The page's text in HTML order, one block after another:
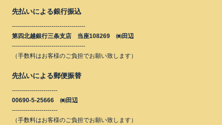
先払いによる銀行振込
-------------------------------------
第四北越銀行三条支店 当座108269 ㈱田辺
-------------------------------------
（手数料はお客様のご負担でお願い致します）
先払いによる郵便振替
-----------------------
00690-5-25666 ㈱田辺
-----------------------
（手数料はお客様のご負担でお願い致します）